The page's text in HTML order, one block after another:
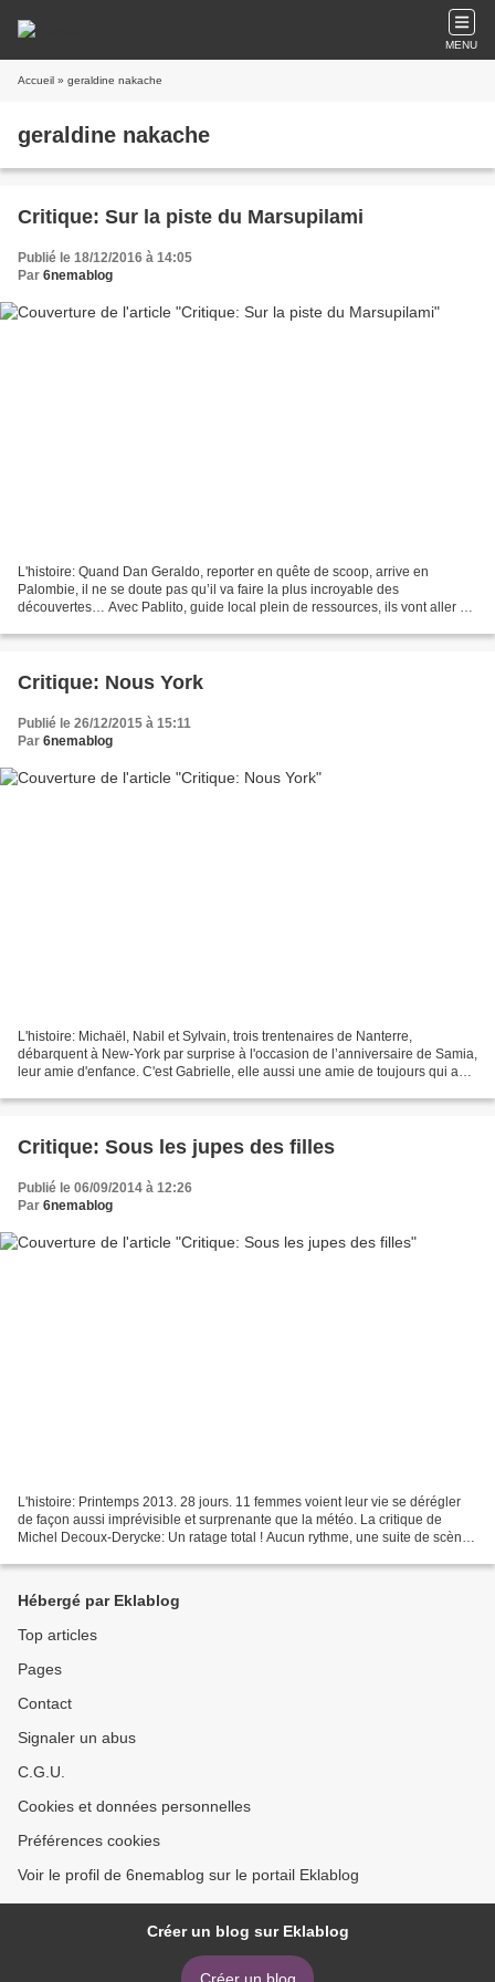
MENU
Accueil » geraldine nakache
geraldine nakache
Critique: Sur la piste du Marsupilami
Publié le 18/12/2016 à 14:05
Par 6nemablog
L'histoire: Quand Dan Geraldo, reporter en quête de scoop, arrive en
Palombie, il ne se doute pas qu’il va faire la plus incroyable des
découvertes… Avec Pablito, guide local plein de ressources, ils vont aller de
Critique: Nous York
Publié le 26/12/2015 à 15:11
Par 6nemablog
L'histoire: Michaël, Nabil et Sylvain, trois trentenaires de Nanterre,
débarquent à New-York par surprise à l'occasion de l’anniversaire de Samia,
leur amie d'enfance. C'est Gabrielle, elle aussi une amie de toujours qui a
Critique: Sous les jupes des filles
Publié le 06/09/2014 à 12:26
Par 6nemablog
L'histoire: Printemps 2013. 28 jours. 11 femmes voient leur vie se dérégler
de façon aussi imprévisible et surprenante que la météo. La critique de
Michel Decoux-Derycke: Un ratage total ! Aucun rythme, une suite de scènes
Hébergé par Eklablog
Top articles
Pages
Contact
Signaler un abus
C.G.U.
Cookies et données personnelles
Préférences cookies
Voir le profil de 6nemablog sur le portail Eklablog
Créer un blog sur Eklablog